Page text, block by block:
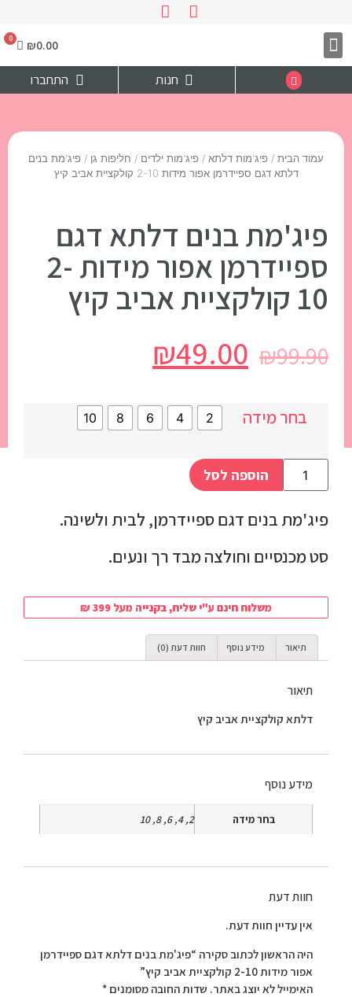
₪0.00
חנות התחברו
עמוד הבית / פיג'מות דלתא / פיג'מות ילדים / חליפות גן / פיג'מת בנים
דלתא דגם ספיידרמן אפור מידות 2-10 קולקציית אביב קיץ
פיג'מת בנים דלתא דגם
ספיידרמן אפור מידות 2-
10 קולקציית אביב קיץ
₪99.90
₪49.00
בחר מידה 2
4
6
8
10
הוספה לסל
פיג'מת בנים דגם ספיידרמן, לבית ולשינה.
סט מכנסיים וחולצה מבד רך ונעים.
משלוח חינם ע"י שליח, בקנייה מעל 399 ₪
תיאור מידע נוסף חוות דעת (0)
תיאור
דלתא קולקציית אביב קיץ
מידע נוסף
בחר מידה 2, 4, 6, 8, 10
חוות דעת
אין עדיין חוות דעת.
היה הראשון לכתוב סקירה “פיג'מת בנים דלתא דגם ספיידרמן
אפור מידות 2-10 קולקציית אביב קיץ”
האימייל לא יוצג באתר. שדות החובה מסומנים *